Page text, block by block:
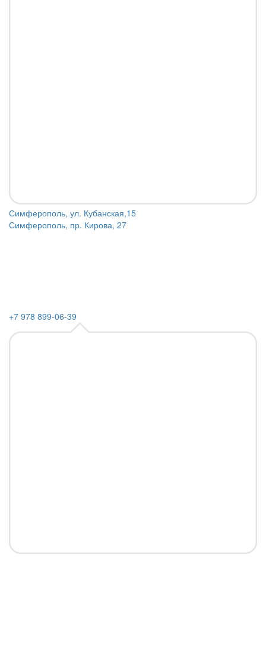
Симферополь, ул. Кубанская,15
Симферополь, пр. Кирова, 27
+7 978 899-06-39